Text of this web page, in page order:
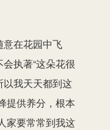
意在花园中飞
执著“这朵花很
我天天都到这
提供养分，根本
家要常常到我这